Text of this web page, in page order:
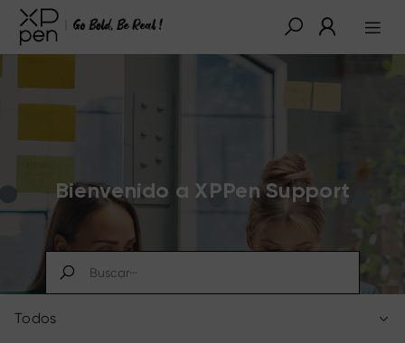
Bienvenido a XPPen Support
Todos